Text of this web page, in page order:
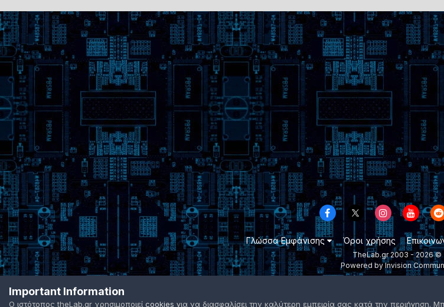
Γλώσσα Εμφάνισης Όροι χρήσης
TheLab.gr 2003 -2026 ©
Powered by Invision
Important Information
Ο ιστότοπος theLab.gr χρησιμοποιεί cookies για να διασφαλίσει την καλύτερη εμπειρία σας κατά την περιήγηση.